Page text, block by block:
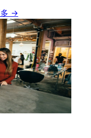
多 →